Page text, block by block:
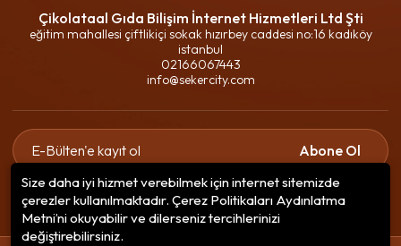
Çikolataal Gıda Bilişim İnternet Hizmetleri Ltd Şti
eğitim mahallesi çiftlikiçi sokak hızırbey caddesi no:16 kadıköy
istanbul
02166067443
info@sekercity.com
Abone Ol
Gizlilik politikasınıokudum ve elektronik posta almayı kabul
ediyorum.
Size daha iyi hizmet verebilmek için internet sitemizde
çerezler kullanılmaktadır. Çerez Politikaları Aydınlatma
Metni’ni okuyabilir ve dilerseniz tercihlerinizi
değiştirebilirsiniz.